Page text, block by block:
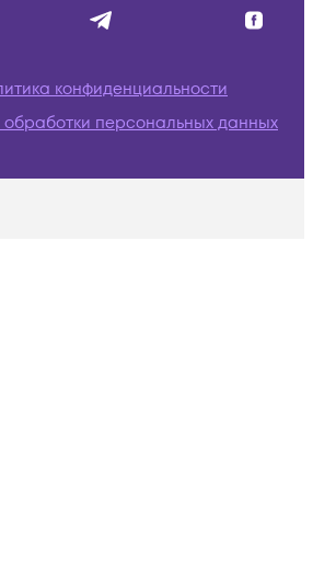
конфиденциальности
обработки персональных данных